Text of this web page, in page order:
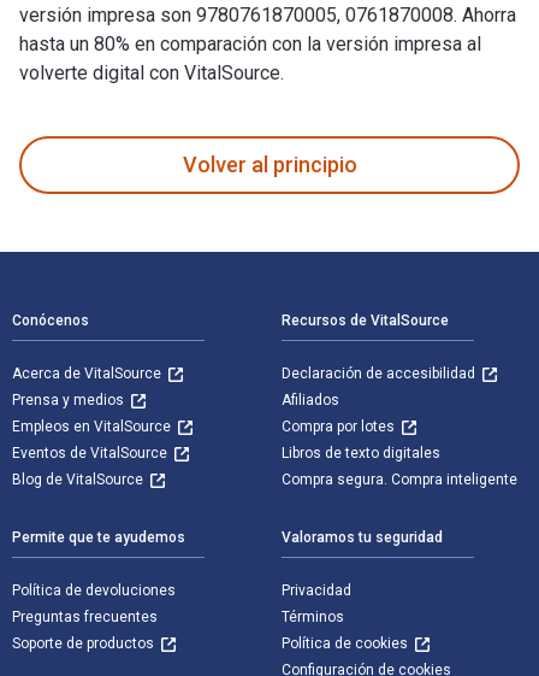
versión impresa son 9780761870005, 0761870008. Ahorra
hasta un 80% en comparación con la versión impresa al
volverte digital con VitalSource.
Volver al principio
Conócenos
Acerca de VitalSource
Prensa y medios
Empleos en VitalSource
Eventos de VitalSource
Blog de VitalSource
Recursos de VitalSource
Declaración de accesibilidad
Afiliados
Compra por lotes
Libros de texto digitales
Compra segura. Compra inteligente
Permite que te ayudemos
Política de devoluciones
Preguntas frecuentes
Soporte de productos
Valoramos tu seguridad
Privacidad
Términos
Política de cookies
Configuración de cookies